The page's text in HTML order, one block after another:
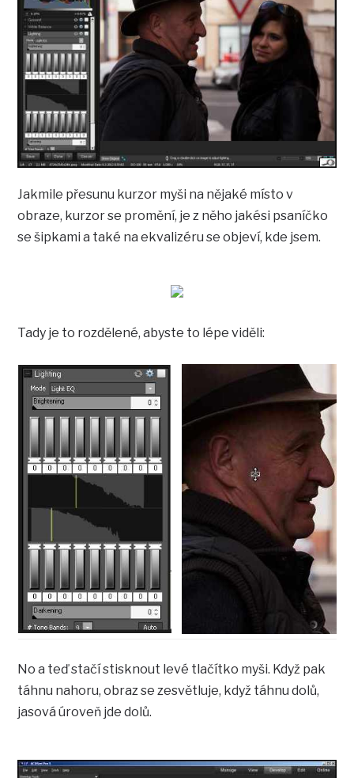
Jakmile přesunu kurzor myši na nějaké místo v
obraze, kurzor se promění, je z něho jakési psaníčko
se šipkami a také na ekvalizéru se objeví, kde jsem.
Tady je to rozdělené, abyste to lépe viděli:
No a teď stačí stisknout levé tlačítko myši. Když pak
táhnu nahoru, obraz se zesvětluje, když táhnu dolů,
jasová úroveň jde dolů.